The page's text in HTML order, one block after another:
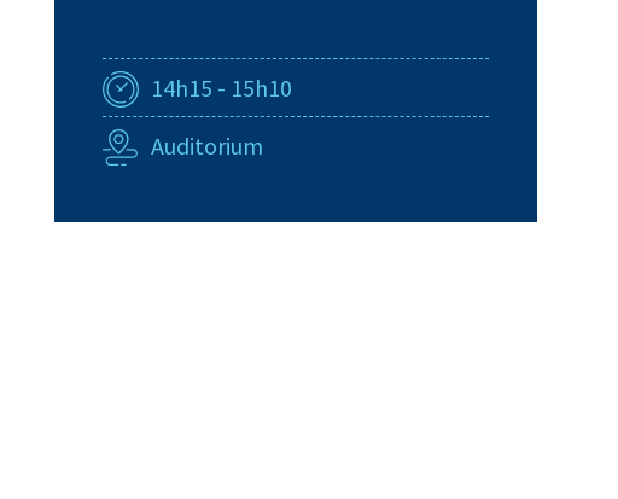
14h15 - 15h10
Auditorium